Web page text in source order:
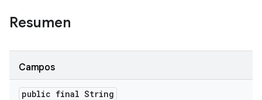
Resumen
Campos
public final String